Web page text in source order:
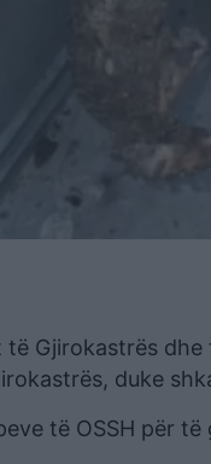
Gjirokastrës
duke
të OSSH për